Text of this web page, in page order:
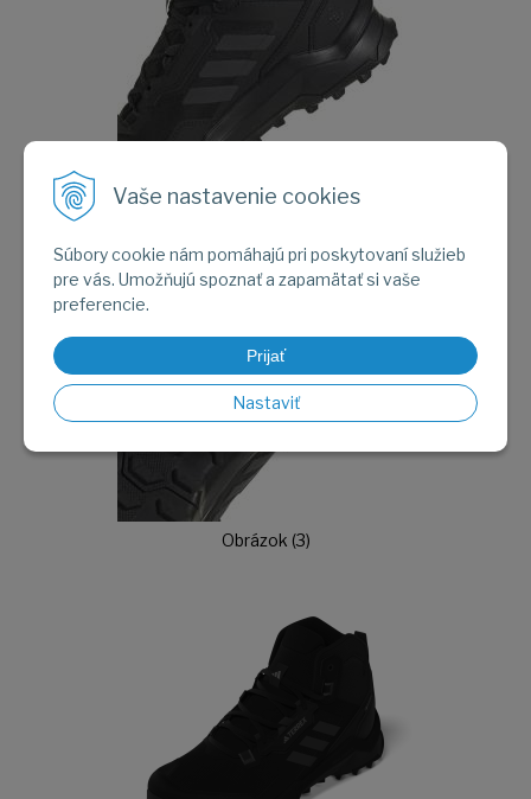
Vaše nastavenie cookies
Súbory cookie nám pomáhajú pri poskytovaní služieb
pre vás. Umožňujú spoznať a zapamätať si vaše
preferencie.
Prijať
Nastaviť
Obrázok (2)
Obrázok (3)